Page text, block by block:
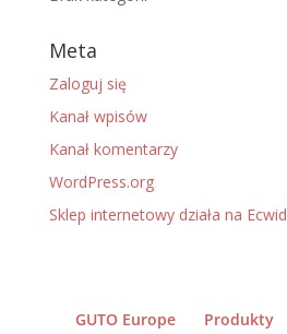
Meta
Zaloguj się
Kanał wpisów
Kanał komentarzy
WordPress.org
Sklep internetowy działa na Ecwid
GUTO Europe Produkty